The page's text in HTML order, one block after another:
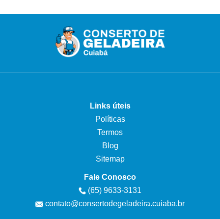
Links úteis
Políticas
Termos
Blog
Sitemap
Fale Conosco
(65) 9633-3131
contato@consertodegeladeira.cuiaba.br